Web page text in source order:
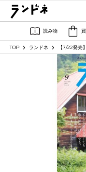
読み物
TOP ランドネ 【7/22発売